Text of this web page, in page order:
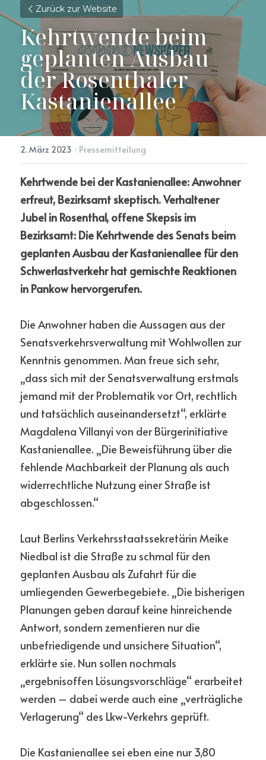
Zurück zur Website
Kehrtwende beim
geplanten Ausbau
der Rosenthaler
Kastanienallee
2. März 2023 · Pressemitteilung
Kehrtwende bei der Kastanienallee: Anwohner
erfreut, Bezirksamt skeptisch. Verhaltener
Jubel in Rosenthal, offene Skepsis im
Bezirksamt: Die Kehrtwende des Senats beim
geplanten Ausbau der Kastanienallee für den
Schwerlastverkehr hat gemischte Reaktionen
in Pankow hervorgerufen.
Die Anwohner haben die Aussagen aus der
Senatsverkehrsverwaltung mit Wohlwollen zur
Kenntnis genommen. Man freue sich sehr,
„dass sich mit der Senatsverwaltung erstmals
jemand mit der Problematik vor Ort, rechtlich
und tatsächlich auseinandersetzt“, erklärte
Magdalena Villanyi von der Bürgerinitiative
Kastanienallee. „Die Beweisführung über die
fehlende Machbarkeit der Planung als auch
widerrechtliche Nutzung einer Straße ist
abgeschlossen.“
Laut Berlins Verkehrsstaatssekretärin Meike
Niedbal ist die Straße zu schmal für den
geplanten Ausbau als Zufahrt für die
umliegenden Gewerbegebiete. „Die bisherigen
Planungen geben darauf keine hinreichende
Antwort, sondern zementieren nur die
unbefriedigende und unsichere Situation“,
erklärte sie. Nun sollen nochmals
„ergebnisoffen Lösungsvorschläge“ erarbeitet
werden – dabei werde auch eine „verträgliche
Verlagerung“ des Lkw-Verkehrs geprüft.
Die Kastanienallee sei eben eine nur 3,80